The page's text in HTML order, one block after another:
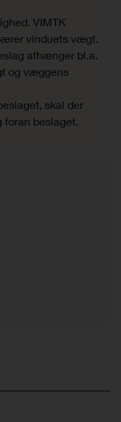
VIMTK
vinduets vægt.
afhænger bl.a.
og væggens
skal der
beslaget.